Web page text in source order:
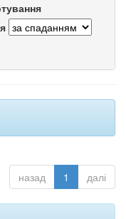
назад 1 далі